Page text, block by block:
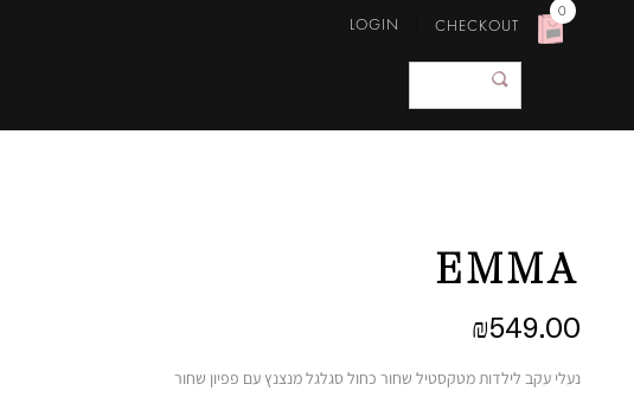
LOGIN CHECKOUT
0
EMMA
₪549.00
נעלי עקב לילדות מטקסטיל שחור כחול סגלגל מנצנץ עם פפיון שחור